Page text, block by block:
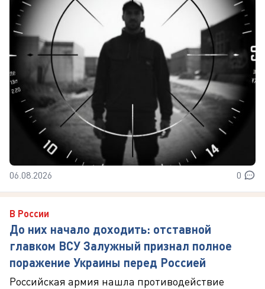
06.08.2026 0
В России
До них начало доходить: отставной
главком ВСУ Залужный признал полное
поражение Украины перед Россией
Российская армия нашла противодействие